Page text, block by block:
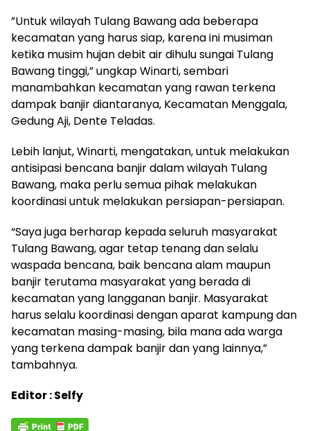
”Untuk wilayah Tulang Bawang ada beberapa
kecamatan yang harus siap, karena ini musiman
ketika musim hujan debit air dihulu sungai Tulang
Bawang tinggi,” ungkap Winarti, sembari
manambahkan kecamatan yang rawan terkena
dampak banjir diantaranya, Kecamatan Menggala,
Gedung Aji, Dente Teladas.
Lebih lanjut, Winarti, mengatakan, untuk melakukan
antisipasi bencana banjir dalam wilayah Tulang
Bawang, maka perlu semua pihak melakukan
koordinasi untuk melakukan persiapan-persiapan.
“Saya juga berharap kepada seluruh masyarakat
Tulang Bawang, agar tetap tenang dan selalu
waspada bencana, baik bencana alam maupun
banjir terutama masyarakat yang berada di
kecamatan yang langganan banjir. Masyarakat
harus selalu koordinasi dengan aparat kampung dan
kecamatan masing-masing, bila mana ada warga
yang terkena dampak banjir dan yang lainnya,”
tambahnya.
Editor : Selfy